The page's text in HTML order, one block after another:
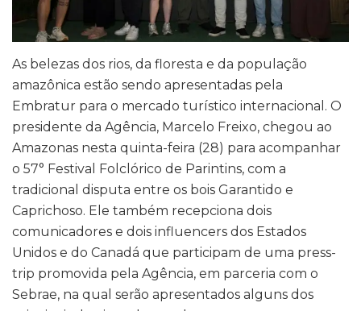
As belezas dos rios, da floresta e da população
amazônica estão sendo apresentadas pela
Embratur para o mercado turístico internacional. O
presidente da Agência, Marcelo Freixo, chegou ao
Amazonas nesta quinta-feira (28) para acompanhar
o 57° Festival Folclórico de Parintins, com a
tradicional disputa entre os bois Garantido e
Caprichoso. Ele também recepciona dois
comunicadores e dois influencers dos Estados
Unidos e do Canadá que participam de uma press-
trip promovida pela Agência, em parceria com o
Sebrae, na qual serão apresentados alguns dos